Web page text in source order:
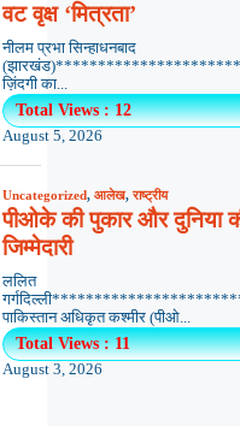
वट वृक्ष ‘मित्रता’
नीलम प्रभा सिन्हाधनबाद
ज़िंदगी का...
Total Views : 12
August 5, 2026
Uncategorized, आलेख,राष्ट्रीय
पीओके की पुकार और दुनिया
जिम्मेदारी
ललित
पाकिस्तान अधिकृत कश्मीर (पीओ...
Total Views : 11
August 3, 2026